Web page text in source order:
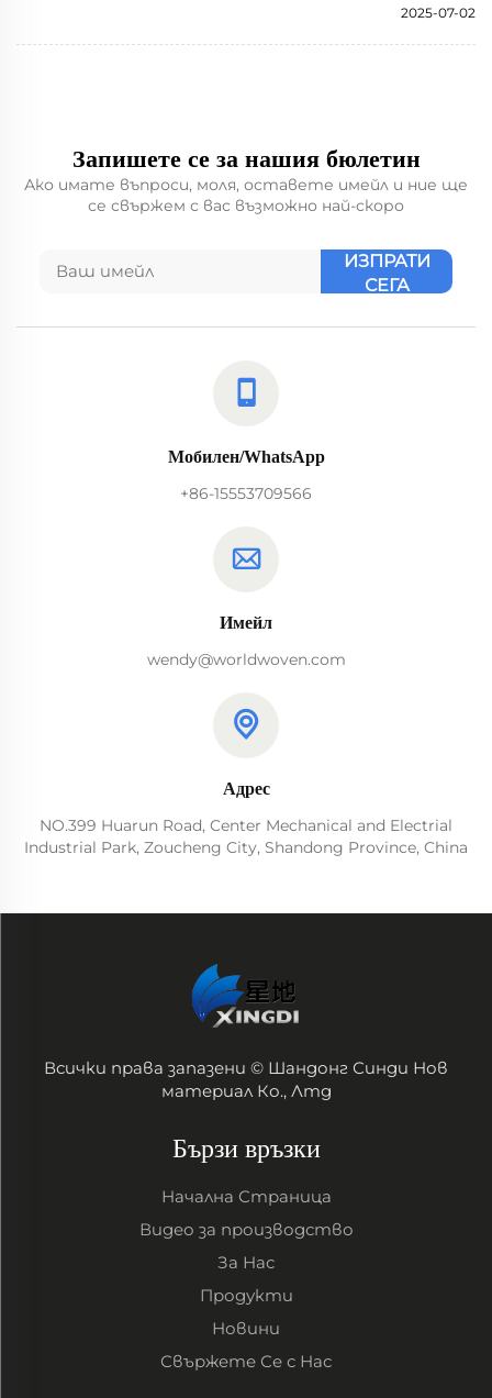
2025-07-02
Запишете се за нашия бюлетин
Ако имате въпроси, моля, оставете имейл и ние ще
се свържем с вас възможно най-скоро
ИЗПРАТИ
СЕГА
Мобилен/WhatsApp
+86-15553709566
Имейл
wendy@worldwoven.com
Адрес
NO.399 Huarun Road, Center Mechanical and Electrial
Industrial Park, Zoucheng City, Shandong Province, China
Всички права запазени © Шандонг Синди Нов
материал Ко., Лтд
Бързи връзки
Начална Страница
Видео за производство
За Нас
Продукти
Новини
Свържете Се с Нас